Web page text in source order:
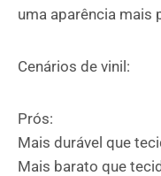
uma aparência mais
Cenários de vinil:
Prós:
Mais durável que
Mais barato que